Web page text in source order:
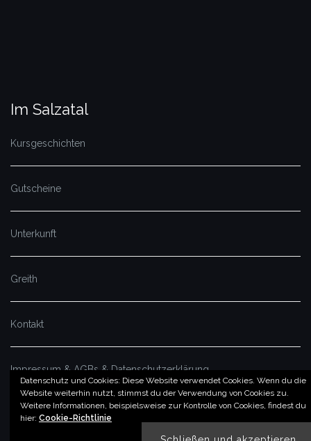
Datenschutz und Cookies: Diese Website verwendet Cookies. Wenn du die
Website weiterhin nutzt, stimmst du der Verwendung von Cookies zu.
Weitere Informationen, beispielsweise zur Kontrolle von Cookies, findest du
hier: Cookie-Richtlinie
Im Salzatal
Kursgeschichten
Gutscheine
Unterkunft
Greith
Kontakt
Impressum & AGBs & Datenschutzerklärung
© by imSalzatal.at